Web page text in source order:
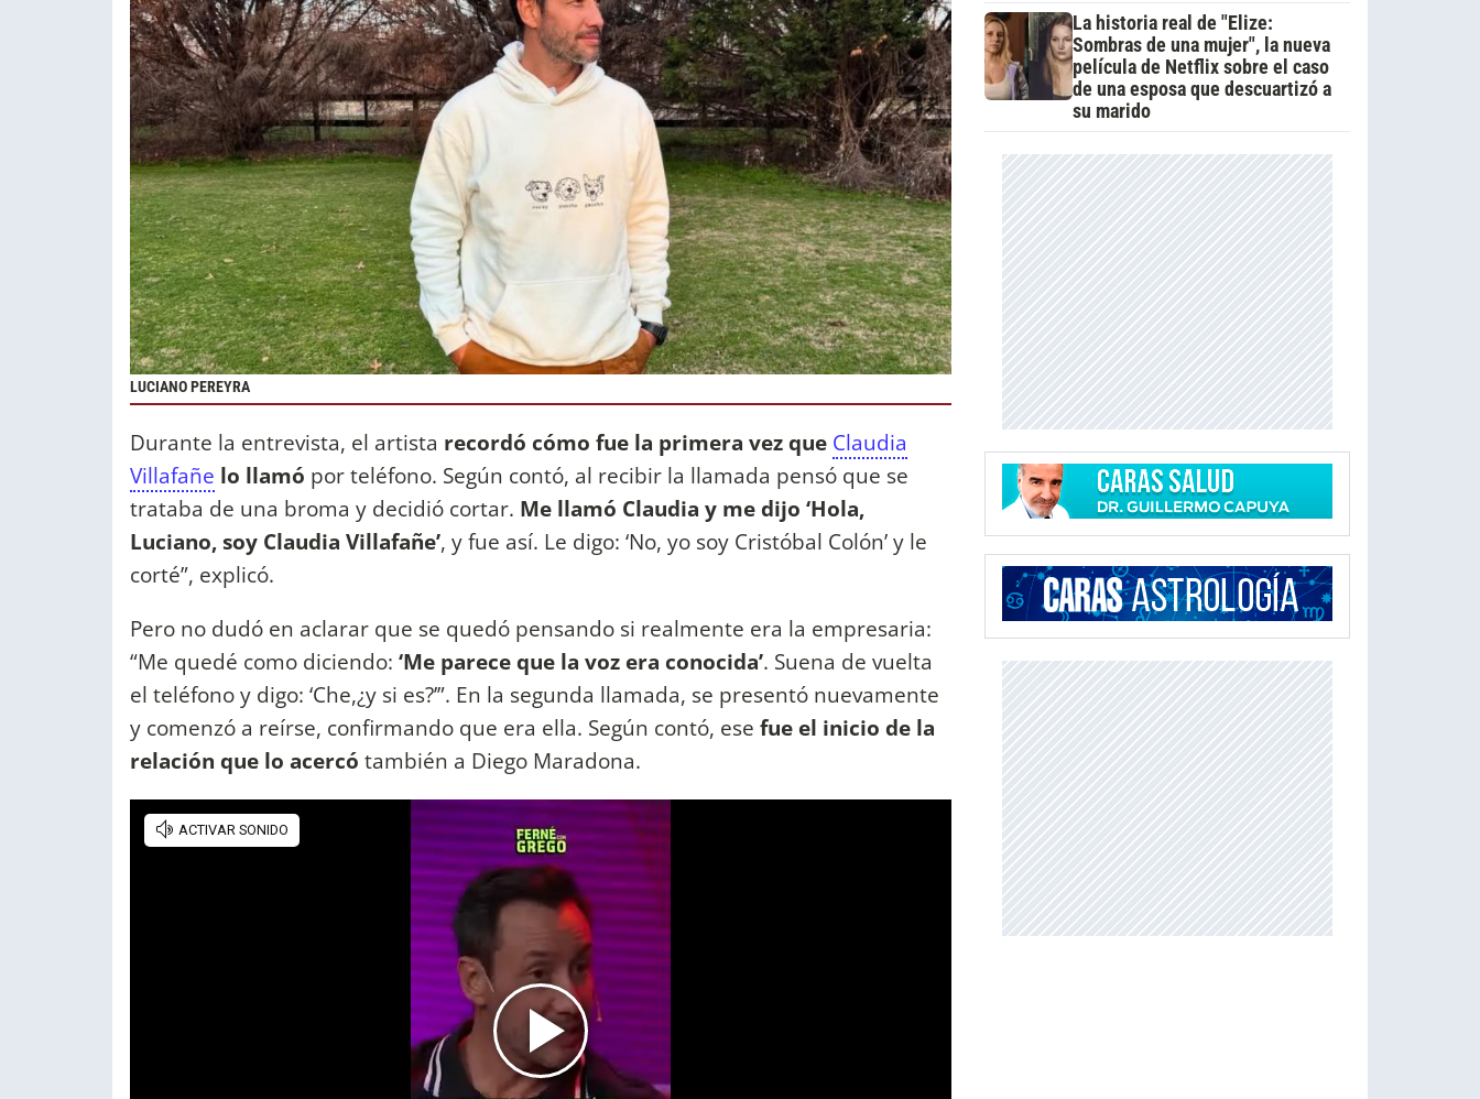
LUCIANO PEREYRA
Durante la entrevista, el artista recordó cómo fue la primera vez que Claudia
Villafañe lo llamó por teléfono. Según contó, al recibir la llamada pensó que se
trataba de una broma y decidió cortar. Me llamó Claudia y me dijo ‘Hola,
Luciano, soy Claudia Villafañe’, y fue así. Le digo: ‘No, yo soy Cristóbal Colón’ y le
corté”, explicó.
Pero no dudó en aclarar que se quedó pensando si realmente era la empresaria:
“Me quedé como diciendo: ‘Me parece que la voz era conocida’. Suena de vuelta
el teléfono y digo: ‘Che,¿y si es?’”. En la segunda llamada, se presentó nuevamente
y comenzó a reírse, confirmando que era ella. Según contó, ese fue el inicio de la
relación que lo acercó también a Diego Maradona.
La historia real de "Elize:
Sombras de una mujer", la nueva
película de Netflix sobre el caso
de una esposa que descuartizó a
su marido